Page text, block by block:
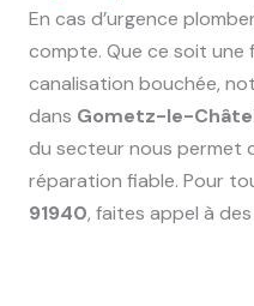
En cas d’urgence
compte. Que ce soit une
canalisation bouchée,
dans Gometz-le-
du secteur nous permet
réparation fiable. Pour
91940, faites appel à